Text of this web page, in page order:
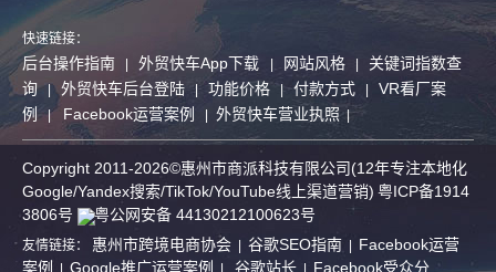
快速链接：
后台操作指南 | 外贸快车App下载 | 网站风格 |
关键词指数查
询 | 外贸快车后台登陆 | 功能价格 | 付款方式 | VR看厂案
例 | Facebook运营案例 | 外贸快车营业执照 |
Copyright 2011-2026©惠州市商派科技有限公司(12年专注本地化
Google/Yandex搜索/TikTok/YouTube线上渠道营销) 粤ICP备1914
3806号
粤公网安备 44130212100623号
友情链接： 惠州市跨境电商协会 | 谷歌SEO指南 | Facebook运营
案例
| Google推广运营案例 | 谷歌站长 | Facebook受众分